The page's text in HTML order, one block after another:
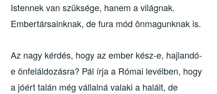
Istennek van szüksége, hanem a világnak.
Embertársainknak, de fura mód önmagunknak is.
Az nagy kérdés, hogy az ember kész-e, hajlandó-
e önfeláldozásra? Pál írja a Római levélben, hogy
a jóért talán még vállalná valaki a halált, de